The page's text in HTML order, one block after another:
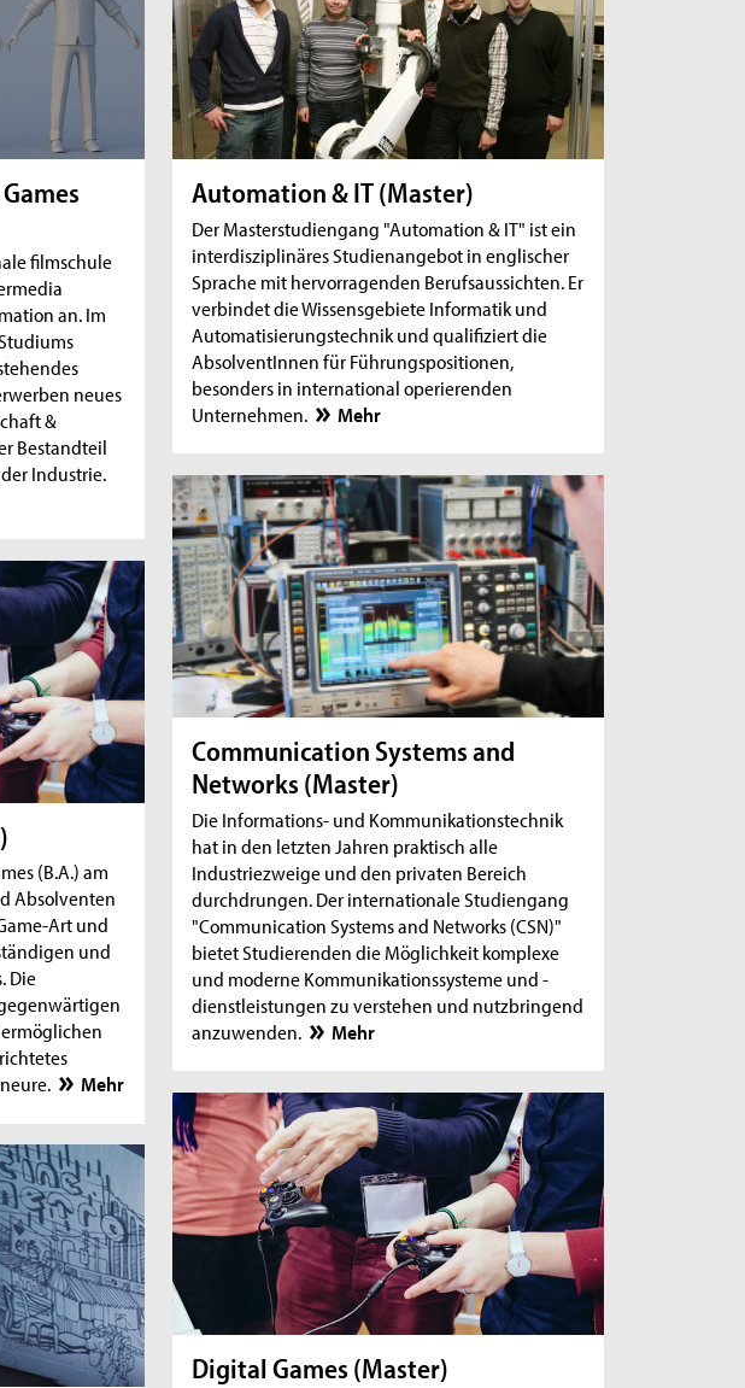
filmschule
an. Im
neues
&
Bestandteil
Industrie.
Automation & IT (Master)
Der Masterstudiengang "Automation & IT" ist ein
interdisziplinäres Studienangebot in englischer
Sprache mit hervorragenden Berufsaussichten. Er
verbindet die Wissensgebiete Informatik und
Automatisierungstechnik und qualifiziert die
AbsolventInnen für Führungspositionen,
besonders in international operierenden
Unternehmen.
Mehr
Communication Systems and
Networks (Master)
Die Informations- und Kommunikationstechnik
hat in den letzten Jahren praktisch alle
Industriezweige und den privaten Bereich
durchdrungen. Der internationale Studiengang
"Communication Systems and Networks (CSN)"
bietet Studierenden die Möglichkeit komplexe
und moderne Kommunikationssysteme und -
dienstleistungen zu verstehen und nutzbringend
anzuwenden.
Mehr
(B.A.) am
Absolventen
Art und
und
Die
Mehr
Digital Games (Master)